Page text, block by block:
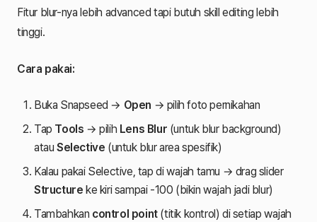
Fitur blur-nya lebih advanced tapi butuh skill editing lebih
tinggi.
Cara pakai:
Buka Snapseed → Open → pilih foto pernikahan
Tap Tools → pilih Lens Blur (untuk blur background)
atau Selective (untuk blur area spesifik)
Kalau pakai Selective, tap di wajah tamu → drag slider
Structure ke kiri sampai -100 (bikin wajah jadi blur)
Tambahkan control point(titik kontrol) di setiap wajah